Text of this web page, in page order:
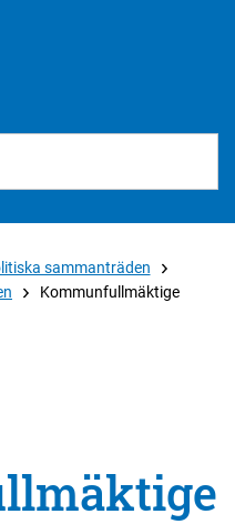
sammanträden
Kommunfullmäktige